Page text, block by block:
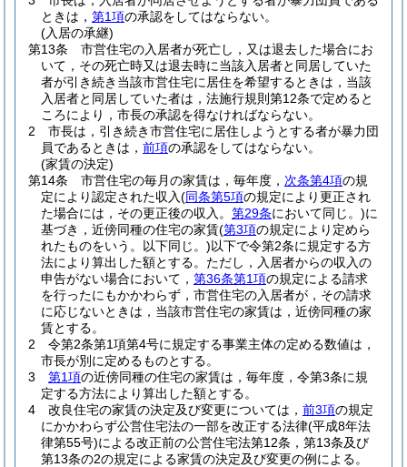
ときは， 第1項の承認をしてはならない。
(入居の承継)
第13条
市営住宅の入居者が死亡し，又は退去した場合にお
いて，その死亡時又は退去時に当該入居者と同居していた
者が引き続き当該市営住宅に居住を希望するときは，当該
入居者と同居していた者は，法施行規則第12条で定めると
ころにより，市長の承認を得なければならない。
2
市長は，引き続き市営住宅に居住しようとする者が暴力団
員であるときは， 前項の承認をしてはならない。
(家賃の決定)
第14条
市営住宅の毎月の家賃は，毎年度， 次条第4項の規
定により認定された収入(同条第5項の規定により更正され
た場合には，その更正後の収入。 第29条において同じ。)に
基づき，近傍同種の住宅の家賃(第3項の規定により定めら
れたものをいう。以下同じ。)以下で令第2条に規定する方
法により算出した額とする。 ただし，入居者からの収入の
申告がない場合において， 第36条第1項の規定による請求
を行ったにもかかわらず，市営住宅の入居者が，その請求
に応じないときは，当該市営住宅の家賃は，近傍同種の家
賃とする。
2
令第2条第1項第4号に規定する事業主体の定める数値は，
市長が別に定めるものとする。
3
第1項の近傍同種の住宅の家賃は，毎年度，令第3条に規
定する方法により算出した額とする。
4
改良住宅の家賃の決定及び変更については， 前3項の規定
にかかわらず公営住宅法の一部を改正する法律(平成8年法
律第55号)による改正前の公営住宅法第12条，第13条及び
第13条の2の規定による家賃の決定及び変更の例による。